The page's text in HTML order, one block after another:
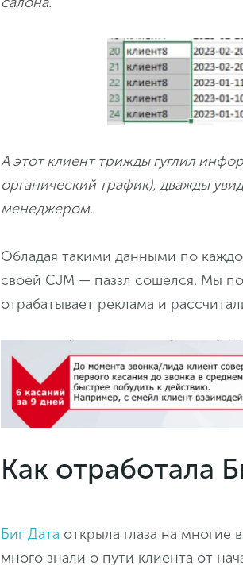
А этот клиент трижды гуглил
органический трафик), дважды
менеджером.
Обладая такими данными по
своей CJM — паззл сошелся. Мы
отрабатывает реклама и
Как отработала
Биг Дата открыла глаза на многие
много знали о пути клиента от